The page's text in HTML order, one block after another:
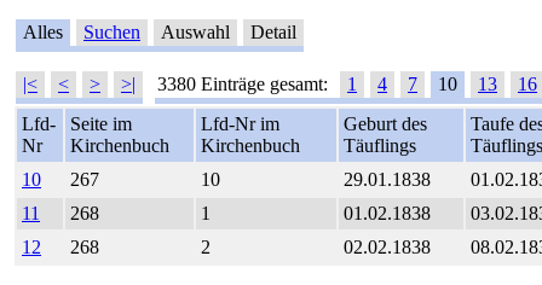
Alles Suchen Auswahl Detail
|< < > >| 3380 Einträge gesamt: 1 4 7 10 13
16
Lfd-
Nr
Seite im
Kirchenbuch
Lfd-Nr im
Kirchenbuch
Geburt des
Täuflings
Taufe
Täuflings
10
267 10 29.01.1838
11
268 1 01.02.1838
12
268 2 02.02.1838